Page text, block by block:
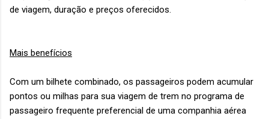
de viagem, duração e preços oferecidos.
Mais benefícios
Com um bilhete combinado, os passageiros podem acumular
pontos ou milhas para sua viagem de trem no programa de
passageiro frequente preferencial de uma companhia aérea